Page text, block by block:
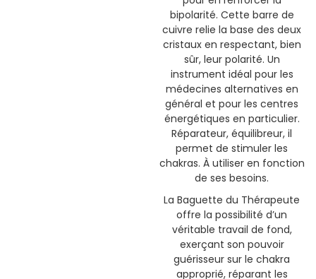
bipolarité. Cette barre de
cuivre relie la base des deux
cristaux en respectant, bien
sûr, leur polarité. Un
instrument idéal pour les
médecines alternatives en
général et pour les centres
énergétiques en particulier.
Réparateur, équilibreur, il
permet de stimuler les
chakras. À utiliser en fonction
de ses besoins.
La Baguette du Thérapeute
offre la possibilité d’un
véritable travail de fond,
exerçant son pouvoir
guérisseur sur le chakra
approprié, réparant les